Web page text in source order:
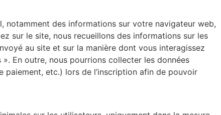
notamment des informations sur votre navigateur web,
sur le site, nous recueillons des informations sur les
au site et sur la manière dont vous interagissez
En outre, nous pourrions collecter les données
paiement, etc.) lors de l’inscription afin de pouvoir